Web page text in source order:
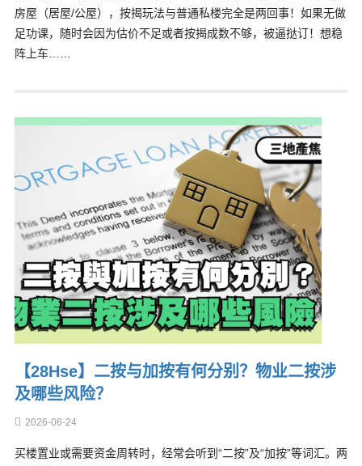
房屋（居屋/公屋），按揭玩法与普通私楼完全是两回事！如果无做
足功课，随时会因为估价不足或者按揭成数不够，被逼挞订！想稳
阵上车……
【28Hse】二按与加按有何分别？物业二按涉
及哪些风险？
2026-06-24
买楼置业或需要资金周转时，经常会听到“二按”及“加按”等词汇。两